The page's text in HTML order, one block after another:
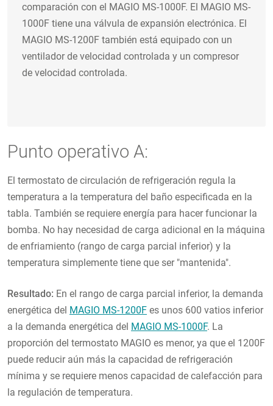
comparación con el MAGIO MS-1000F. El MAGIO MS-
1000F tiene una válvula de expansión electrónica. El
MAGIO MS-1200F también está equipado con un
ventilador de velocidad controlada y un compresor
de velocidad controlada.
Punto operativo A:
El termostato de circulación de refrigeración regula la
temperatura a la temperatura del baño especificada en la
tabla. También se requiere energía para hacer funcionar la
bomba. No hay necesidad de carga adicional en la máquina
de enfriamiento (rango de carga parcial inferior) y la
temperatura simplemente tiene que ser "mantenida".
Resultado: En el rango de carga parcial inferior, la demanda
energética del MAGIO MS-1200F es unos 600 vatios inferior
a la demanda energética del MAGIO MS-1000F. La
proporción del termostato MAGIO es menor, ya que el 1200F
puede reducir aún más la capacidad de refrigeración
mínima y se requiere menos capacidad de calefacción para
la regulación de temperatura.